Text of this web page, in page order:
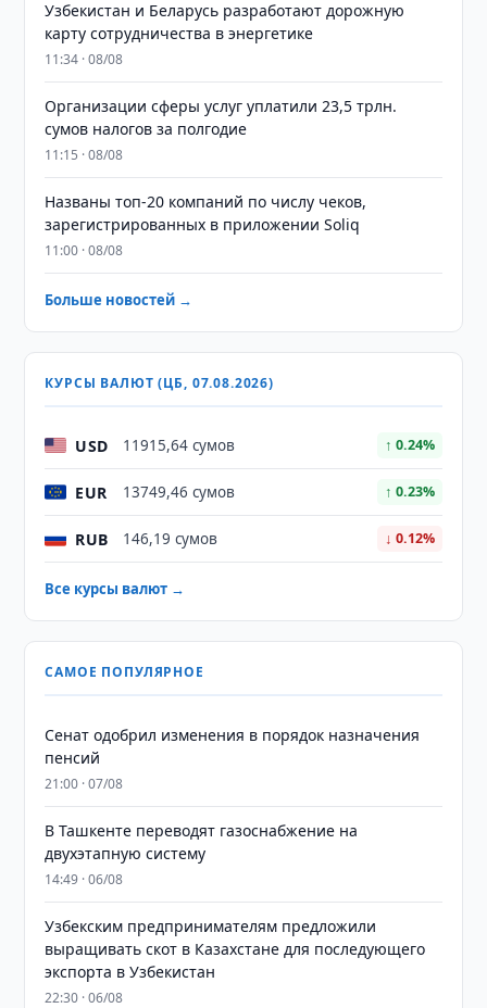
Узбекистан и Беларусь разработают дорожную
карту сотрудничества в энергетике
11:34 · 08/08
Организации сферы услуг уплатили 23,5 трлн.
сумов налогов за полгодие
11:15 · 08/08
Названы топ-20 компаний по числу чеков,
зарегистрированных в приложении Soliq
11:00 · 08/08
Больше новостей →
КУРСЫ ВАЛЮТ (ЦБ, 07.08.2026)
USD 11915,64 сумов ↑ 0.24%
EUR 13749,46 сумов ↑ 0.23%
RUB 146,19 сумов ↓ 0.12%
Все курсы валют →
САМОЕ ПОПУЛЯРНОЕ
Сенат одобрил изменения в порядок назначения
пенсий
21:00 · 07/08
В Ташкенте переводят газоснабжение на
двухэтапную систему
14:49 · 06/08
Узбекским предпринимателям предложили
выращивать скот в Казахстане для последующего
экспорта в Узбекистан
22:30 · 06/08